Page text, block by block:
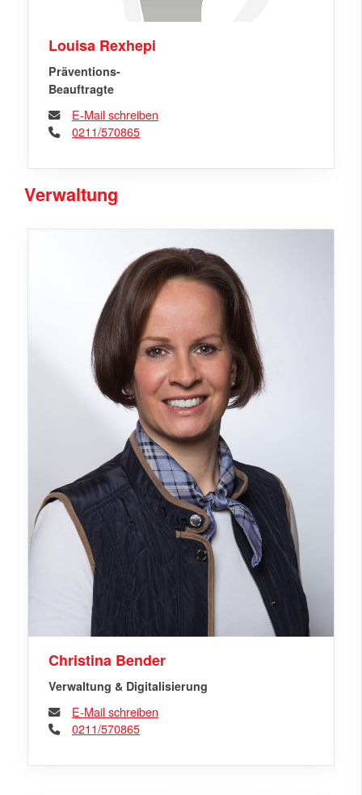
Louisa Rexhepi
Präventions-
Beauftragte
E-Mail schreiben
0211/570865
Verwaltung
Christina Bender
Verwaltung & Digitalisierung
E-Mail schreiben
0211/570865